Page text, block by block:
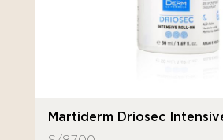
Martiderm Driosec